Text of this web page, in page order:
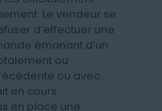
Le vendeur se
d’effectuer une
émanant d’un
ou
ou avec
en cours
en place une